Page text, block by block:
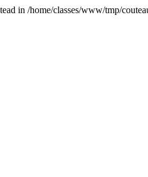
in /home/classes/www/tmp/